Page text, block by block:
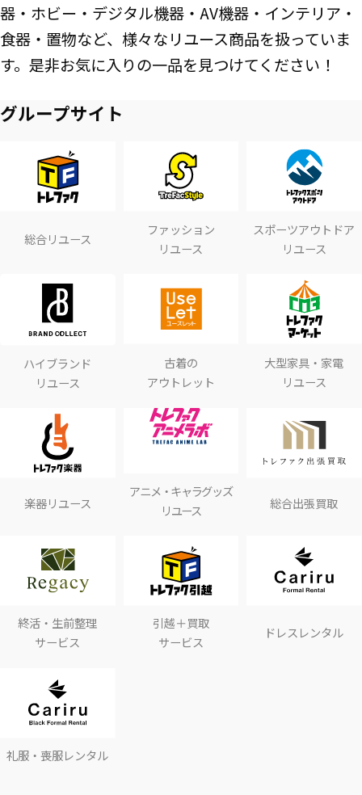
器・ホビー・デジタル機器・AV機器・インテリア・
食器・置物など、様々なリユース商品を扱っていま
す。是非お気に入りの一品を見つけてください！
グループサイト
総合リユース
ファッション
リユース
スポーツアウトドア
リユース
ハイブランド
リユース
古着の
アウトレット
大型家具・家電
リユース
楽器リユース
アニメ・キャラグッズ
リユース
総合出張買取
終活・生前整理
サービス
引越＋買取
サービス
ドレスレンタル
礼服・喪服レンタル